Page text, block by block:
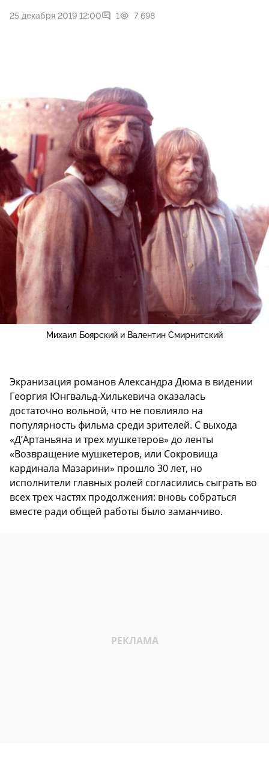
25 декабря 2019 12:00 1 7 698
Михаил Боярский и Валентин Смирнитский
Экранизация романов Александра Дюма в видении
Георгия Юнгвальд-Хилькевича оказалась
достаточно вольной, что не повлияло на
популярность фильма среди зрителей. С выхода
«Д’Артаньяна и трех мушкетеров» до ленты
«Возвращение мушкетеров, или Сокровища
кардинала Мазарини» прошло 30 лет, но
исполнители главных ролей согласились сыграть во
всех трех частях продолжения: вновь собраться
вместе ради общей работы было заманчиво.